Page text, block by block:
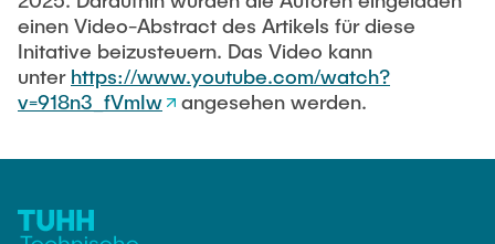
Kai Christian Hübner
Omar Jabi
Marvin Jäger
Sarah Klass
Dominik Langer
Philip Riege
Ausstattung des Instituts
Messtechnik
Aufbautechnologien
einen Video-Abstract des Artikels für diese
Initative beizusteuern. Das Video kann
unter https://www.youtube.com/watch?
v=918n3_fVmIw
angesehen werden.